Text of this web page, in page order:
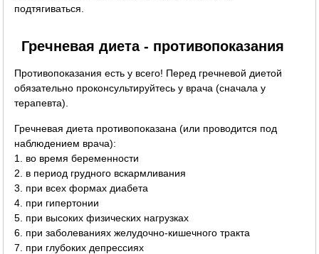
подтягиваться.
Гречневая диета - противопоказания
Противопоказания есть у всего! Перед гречневой диетой
обязательно проконсультируйтесь у врача (сначала у
терапевта).
Гречневая диета противопоказана (или проводится под
наблюдением врача):
1. во время беременности
2. в период грудного вскармливания
3. при всех формах диабета
4. при гипертонии
5. при высоких физических нагрузках
6. при заболеваниях желудочно-кишечного тракта
7. при глубоких депрессиях